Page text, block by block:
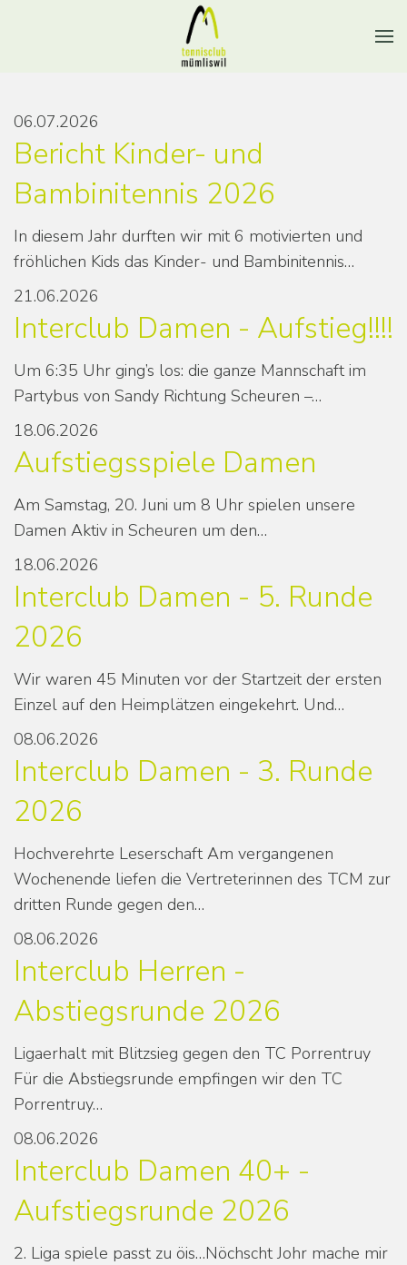
06.07.2026
Bericht Kinder- und
Bambinitennis 2026
In diesem Jahr durften wir mit 6 motivierten und
fröhlichen Kids das Kinder- und Bambinitennis…
21.06.2026
Interclub Damen - Aufstieg!!!!
Um 6:35 Uhr ging’s los: die ganze Mannschaft im
Partybus von Sandy Richtung Scheuren –…
18.06.2026
Aufstiegsspiele Damen
Am Samstag, 20. Juni um 8 Uhr spielen unsere
Damen Aktiv in Scheuren um den…
18.06.2026
Interclub Damen - 5. Runde
2026
Wir waren 45 Minuten vor der Startzeit der ersten
Einzel auf den Heimplätzen eingekehrt. Und…
08.06.2026
Interclub Damen - 3. Runde
2026
Hochverehrte Leserschaft Am vergangenen
Wochenende liefen die Vertreterinnen des TCM zur
dritten Runde gegen den…
08.06.2026
Interclub Herren -
Abstiegsrunde 2026
Ligaerhalt mit Blitzsieg gegen den TC Porrentruy
Für die Abstiegsrunde empfingen wir den TC
Porrentruy…
08.06.2026
Interclub Damen 40+ -
Aufstiegsrunde 2026
2. Liga spiele passt zu öis…Nöchscht Johr mache mir